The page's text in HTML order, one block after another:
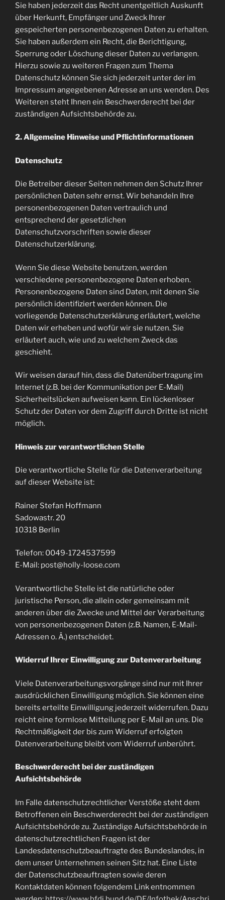
Sie haben jederzeit das Recht unentgeltlich Auskunft
über Herkunft, Empfänger und Zweck Ihrer
gespeicherten personenbezogenen Daten zu erhalten.
Sie haben außerdem ein Recht, die Berichtigung,
Sperrung oder Löschung dieser Daten zu verlangen.
Hierzu sowie zu weiteren Fragen zum Thema
Datenschutz können Sie sich jederzeit unter der im
Impressum angegebenen Adresse an uns wenden. Des
Weiteren steht Ihnen ein Beschwerderecht bei der
zuständigen Aufsichtsbehörde zu.
2. Allgemeine Hinweise und Pflichtinformationen
Datenschutz
Die Betreiber dieser Seiten nehmen den Schutz Ihrer
persönlichen Daten sehr ernst. Wir behandeln Ihre
personenbezogenen Daten vertraulich und
entsprechend der gesetzlichen
Datenschutzvorschriften sowie dieser
Datenschutzerklärung.
Wenn Sie diese Website benutzen, werden
verschiedene personenbezogene Daten erhoben.
Personenbezogene Daten sind Daten, mit denen Sie
persönlich identifiziert werden können. Die
vorliegende Datenschutzerklärung erläutert, welche
Daten wir erheben und wofür wir sie nutzen. Sie
erläutert auch, wie und zu welchem Zweck das
geschieht.
Wir weisen darauf hin, dass die Datenübertragung im
Internet (z.B. bei der Kommunikation per E-Mail)
Sicherheitslücken aufweisen kann. Ein lückenloser
Schutz der Daten vor dem Zugriff durch Dritte ist nicht
möglich.
Hinweis zur verantwortlichen Stelle
Die verantwortliche Stelle für die Datenverarbeitung
auf dieser Website ist:
Rainer Stefan Hoffmann
Sadowastr. 20
10318 Berlin
Telefon: 0049-1724537599
E-Mail: post@holly-loose.com
Verantwortliche Stelle ist die natürliche oder
juristische Person, die allein oder gemeinsam mit
anderen über die Zwecke und Mittel der Verarbeitung
von personenbezogenen Daten (z.B. Namen, E-Mail-
Adressen o. Ä.) entscheidet.
Widerruf Ihrer Einwilligung zur Datenverarbeitung
Viele Datenverarbeitungsvorgänge sind nur mit Ihrer
ausdrücklichen Einwilligung möglich. Sie können eine
bereits erteilte Einwilligung jederzeit widerrufen. Dazu
reicht eine formlose Mitteilung per E-Mail an uns. Die
Rechtmäßigkeit der bis zum Widerruf erfolgten
Datenverarbeitung bleibt vom Widerruf unberührt.
Beschwerderecht bei der zuständigen
Aufsichtsbehörde
Im Falle datenschutzrechtlicher Verstöße steht dem
Betroffenen ein Beschwerderecht bei der zuständigen
Aufsichtsbehörde zu. Zuständige Aufsichtsbehörde in
datenschutzrechtlichen Fragen ist der
Landesdatenschutzbeauftragte des Bundeslandes, in
dem unser Unternehmen seinen Sitz hat. Eine Liste
der Datenschutzbeauftragten sowie deren
Kontaktdaten können folgendem Link entnommen